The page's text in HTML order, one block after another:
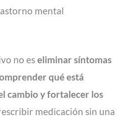
mental
no eseliminar síntomas
qué está
cambio y fortalecer los
medicación sin una